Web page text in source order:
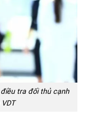
tra đối thủ cạnh